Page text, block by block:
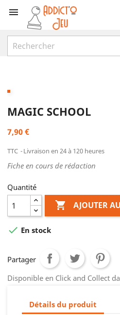

MAGIC SCHOOL
7,90 €
TTC Livraison en 24 à 120 heures
Fiche en cours de rédaction
Quantité
 AJOUTER
 En stock
Partager
Disponible en Click and Collect
Détails du produit